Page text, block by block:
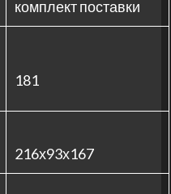
комплект поставки
181
216х93х167